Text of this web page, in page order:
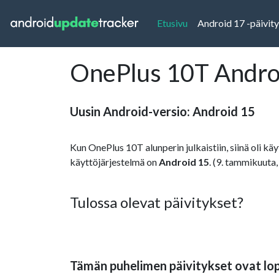
Etusivu (current)
Android 17 -
OnePlus 10T
Uusin Android-versio: Android 15
Kun OnePlus 10T alunperin julkaistiin, siinä oli
käyttöjärjestelmä onAndroid 15. (9.
Tulossa olevat päivitykset?
Tämän puhelimen päivitykset ovat